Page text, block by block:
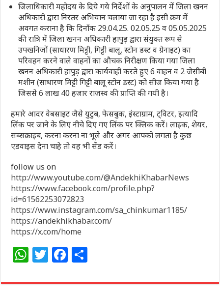
जिलाधिकारी महोदय के दिये गये निर्देशों के अनुपालन में जिला खनन
अधिकारी द्वारा निरंतर अभियान चलाया जा रहा है इसी क्रम में
अवगत कराना है कि दिनाँक 29.04.25. 02.05.25 व 05.05.2025
की रात्रि में जिला खनन अधिकारी हापुड़ द्वारा संयुक्त रूप से
उपखनिजों (साधारण मिट्टी, गिट्टी बालू, स्टोन डस्ट व ग्रेनाइट) का
परिवहन करने वाले वाहनों का औचक निरीक्षण किया गया जिला
खनन अधिकारी हापुड़ द्वारा कार्यवाही करते हुए 6 वाहन व 2 जेसीबी
मशीन (साधारण मिट्टी गिट्टी बालू स्टोन डस्ट) को सीज किया गया है
जिससे 6 लाख 40 हजार राजस्व की प्राप्ति की गयी है।
हमारे आदर वेबसाइट जैसे युटुब, फेसबुक, इंस्टाग्राम, ट्विटर, इत्यादि
लिंक पर जाने के लिए नीचे दिए गए लिंक पर क्लिक करें। लाइक, शेयर,
सब्सक्राइब, करना करना ना भूले और अगर आपको लगता है कुछ
एडवाइस देना चाहे तो वह भी सेंड करें।
follow us on
http://www.youtube.com/@AndekhiKhabarNews
https://www.facebook.com/profile.php?
id=61562253072823
https://www.instagram.com/sa_chinkumar1185/
https://andekhikhabar.com/
https://x.com/home
W
at
T
itt
F
c ar